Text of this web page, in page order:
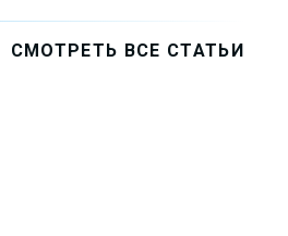
СМОТРЕТЬ ВСЕ СТАТЬИ